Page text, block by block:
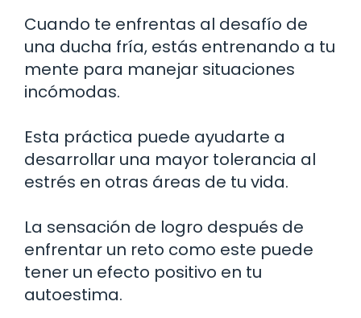
Cuando te enfrentas al desafío de
una ducha fría, estás entrenando a tu
mente para manejar situaciones
incómodas.
Esta práctica puede ayudarte a
desarrollar una mayor tolerancia al
estrés en otras áreas de tu vida.
La sensación de logro después de
enfrentar un reto como este puede
tener un efecto positivo en tu
autoestima.